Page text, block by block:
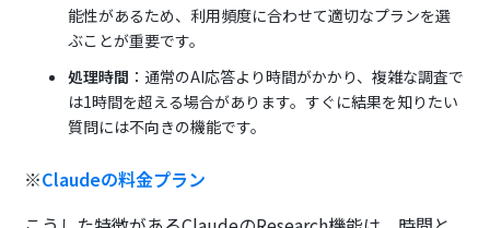
能性があるため、利用頻度に合わせて適切なプランを選
ぶことが重要です。
処理時間 ：通常のAI応答より時間がかかり、複雑な調査で
は1時間を超える場合があります。すぐに結果を知りたい
質問には不向きの機能です。
※Claudeの料金プラン